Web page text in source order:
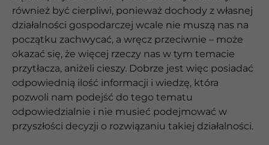
również być cierpliwi, ponieważ dochody z własnej
działalności gospodarczej wcale nie muszą nas na
początku zachwycać, a wręcz przeciwnie – może
okazać się, że więcej rzeczy nas w tym temacie
przytłacza, aniżeli cieszy. Dobrze jest więc posiadać
odpowiednią ilość informacji i wiedzę, która
pozwoli nam podejść do tego tematu
odpowiedzialnie i nie musieć podejmować w
przyszłości decyzji o rozwiązaniu takiej działalności.